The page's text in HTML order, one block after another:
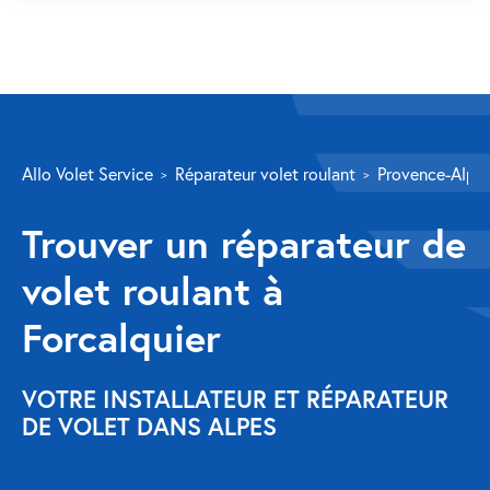
Volet roulant
Réparation
Volet roulant Velux
Au-delà de la fenêtre
Réparation store banne
Réparation portail
Allo Volet Service Réparateur volet roulant Provence-
Trouver un réparateur de
volet roulant à
Forcalquier
VOTRE INSTALLATEUR ET RÉPARATEUR
DE VOLET DANS ALPES